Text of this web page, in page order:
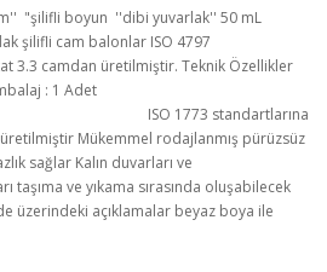
"şilifli boyun ''dibi yuvarlak'' 50 mL
şilifli cam balonlar ISO 4797
3.3 camdan üretilmiştir. Teknik Özellikler
NS24/29 Ambalaj : 1 Adet
standartlarına
Mükemmel rodajlanmış pürüzsüz
sağlar Kalın duvarları ve
taşıma ve yıkama sırasında oluşabilecek
üzerindeki açıklamalar beyaz boya ile